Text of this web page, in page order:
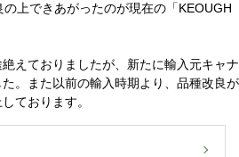
上できあがったのが現在の「KEOUGH
えておりましたが、新たに輸入元キャナ
。また以前の輸入時期より、品種改良が
ております。